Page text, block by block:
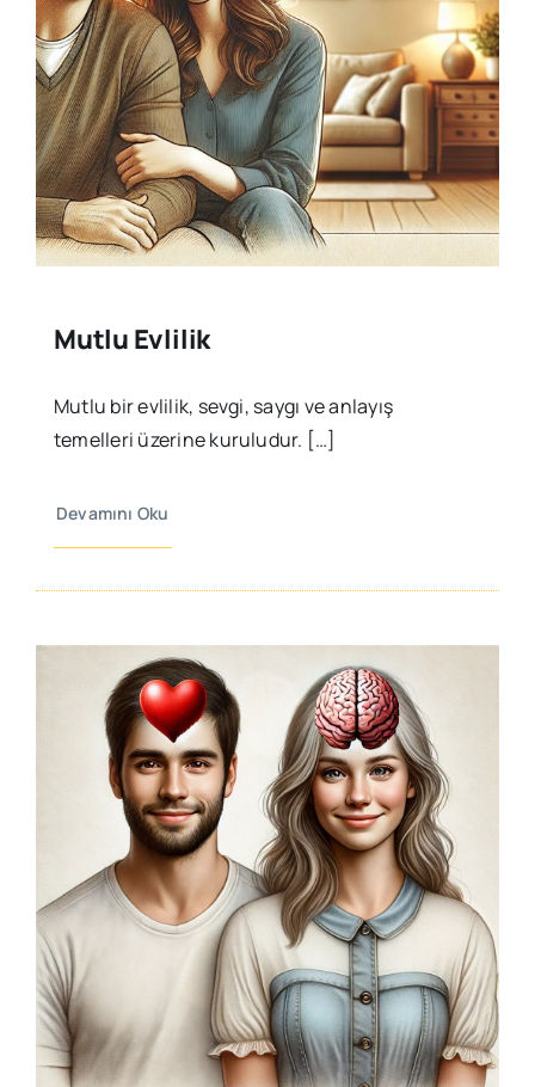
Mutlu Evlilik
Mutlu bir evlilik, sevgi, saygı ve anlayış
temelleri üzerine kuruludur. […]
Devamını Oku